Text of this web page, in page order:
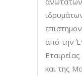
από την
και της